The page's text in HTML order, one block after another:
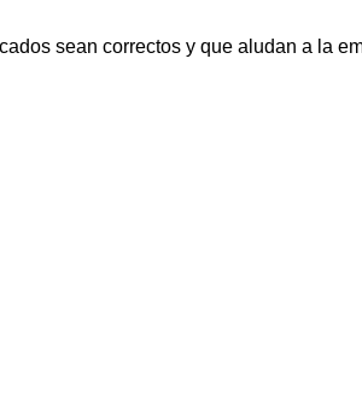
sean correctos y que aludan a la